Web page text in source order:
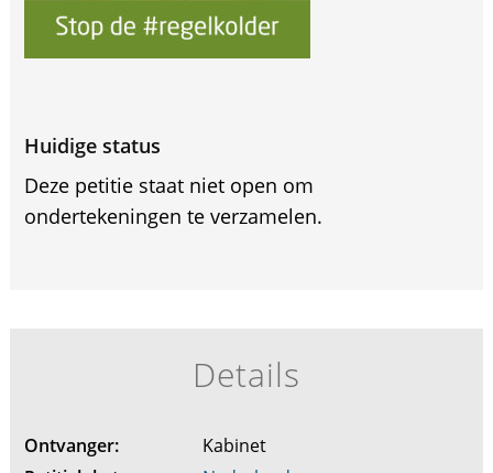
Huidige status
Deze petitie staat niet open om
ondertekeningen te verzamelen.
Details
Ontvanger:
Kabinet